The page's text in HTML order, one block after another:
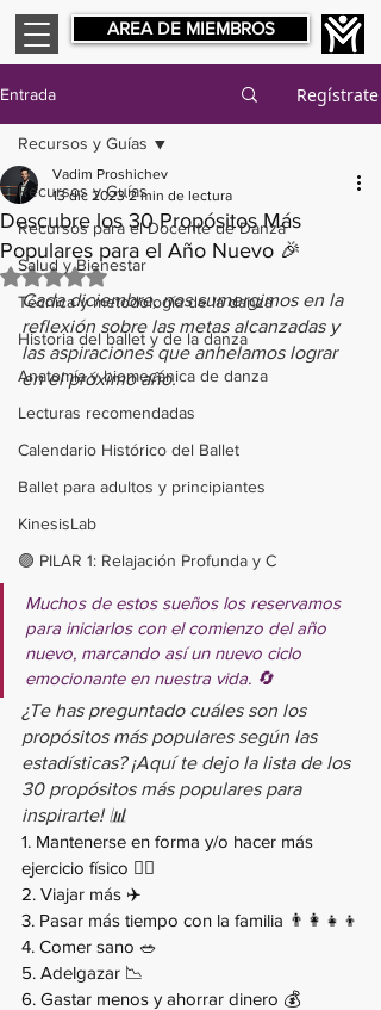
AREA DE MIEMBROS
Entrada Regístrate
Recursos y Guías
Recursos para el Docente de Danza
Salud y Bienestar
Técnica y metodología de la danza
Historia del ballet y de la danza
Anatomía y biomecánica de danza
Lecturas recomendadas
Calendario Histórico del Ballet
Ballet para adultos y principiantes
KinesisLab
🟣 PILAR 1: Relajación Profunda y C
Recursos y Guías
Descubre los 30 Propósitos Más
Populares para el Año Nuevo 🎉
Vadim Proshichev
13 dic 2023 2 min de lectura
Obtuvo NaN de 5 estrellas.
Cada diciembre, nos sumergimos en la
reflexión sobre las metas alcanzadas y
las aspiraciones que anhelamos lograr
en el próximo año.
Muchos de estos sueños los reservamos
para iniciarlos con el comienzo del año
nuevo, marcando así un nuevo ciclo
emocionante en nuestra vida. 🔄
¿Te has preguntado cuáles son los
propósitos más populares según las
estadísticas? ¡Aquí te dejo la lista de los
30 propósitos más populares para
inspirarte! 📊
1. Mantenerse en forma y/o hacer más
ejercicio físico 🏋️‍♀️
2. Viajar más ✈️
3. Pasar más tiempo con la familia 👨‍👩‍👧‍👦
4. Comer sano 🥗
5. Adelgazar 📉
6. Gastar menos y ahorrar dinero 💰